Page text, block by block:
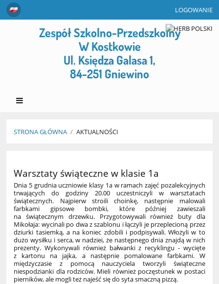
LOGOWANIE
Zespół Szkolno-Przedszkolny
W Kostkowie
Ul. Księdza Galasa 1,
84-251 Gniewino
STRONA GŁÓWNA / AKTUALNOŚCI
Warsztaty świąteczne w klasie 1a
Dnia 5 grudnia uczniowie klasy 1a w ramach zajęć pozalekcyjnych
trwających do godziny 20.00 uczestniczyli w warsztatach
świątecznych. Najpierw stroili choinkę, następnie malowali
farbkami gipsowe bombki, które później zawieszali
na świątecznym drzewku. Przygotowywali również buty dla
Mikołaja: wycinali po dwa z szablonu i łączyli je przeplecioną przez
dziurki tasiemką, a na koniec zdobili i podpisywali. Włożyli w to
dużo wysiłku i serca, w nadziei, że następnego dnia znajdą w nich
prezenty. Wykonywali również bałwanki z recyklingu - wycięte
z kartonu na jajka, a następnie pomalowane farbkami. W
międzyczasie z pomocą nauczyciela tworzyli świąteczne
niespodzianki dla rodziców. Mieli również poczęstunek w postaci
pierników, ale mogli też najeść się do syta smaczną pizzą.